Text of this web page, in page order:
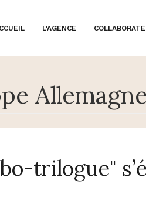
L'AGENCE
trilogue"